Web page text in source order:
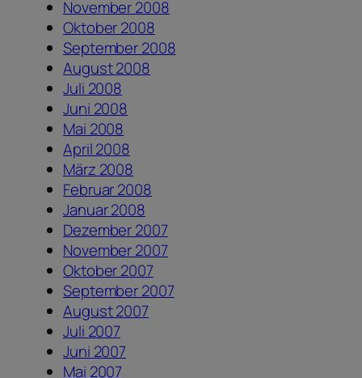
November 2008
Oktober 2008
September 2008
August 2008
Juli 2008
Juni 2008
Mai 2008
April 2008
März 2008
Februar 2008
Januar 2008
Dezember 2007
November 2007
Oktober 2007
September 2007
August 2007
Juli 2007
Juni 2007
Mai 2007